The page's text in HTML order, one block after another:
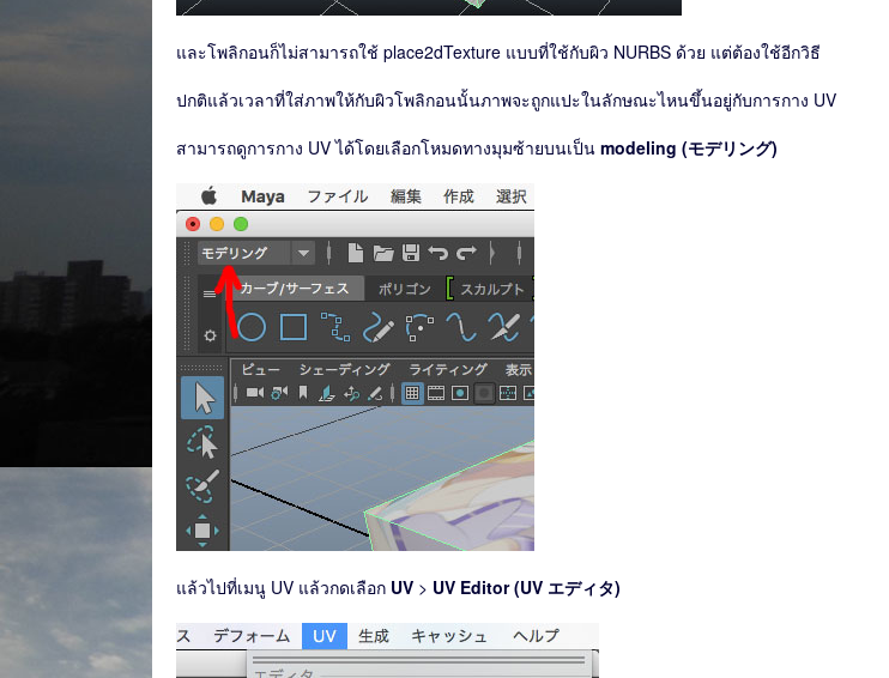
และโพลิกอนก็ไม่สามารถใช้ place2dTexture แบบที่ใช้กับผิว NURBS ด้วย แต่ต้องใช้อีกวิธี
ปกติแล้วเวลาที่ใส่ภาพให้กับผิวโพลิกอนนั้นภาพจะถูกแปะในลักษณะไหนขึ้นอยู่กับการกาง UV
สามารถดูการกาง UV ได้โดยเลือกโหมดทางมุมซ้ายบนเป็น modeling (モデリング)
แล้วไปที่เมนู UV แล้วกดเลือก UV > UV Editor (UV エディタ)